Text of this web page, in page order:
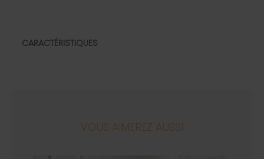
CARACTÉRISTIQUES
VOUS AIMEREZ AUSSI